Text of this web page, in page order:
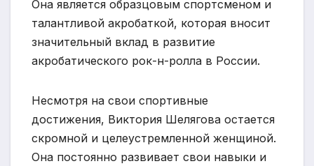
Она является образцовым спортсменом и
талантливой акробаткой, которая вносит
значительный вклад в развитие
акробатического рок-н-ролла в России.
Несмотря на свои спортивные
достижения, Виктория Шелягова остается
скромной и целеустремленной женщиной.
Она постоянно развивает свои навыки и